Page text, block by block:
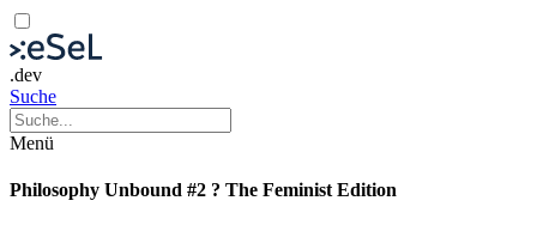
.dev
Suche
Menü
Philosophy Unbound #2 ? The Feminist Edition